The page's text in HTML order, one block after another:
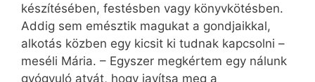
készítésében, festésben vagy könyvkötésben.
Addig sem emésztik magukat a gondjaikkal,
alkotás közben egy kicsit ki tudnak kapcsolni –
meséli Mária. – Egyszer megkértem egy nálunk
gyógyuló atyát, hogy javítsa meg a